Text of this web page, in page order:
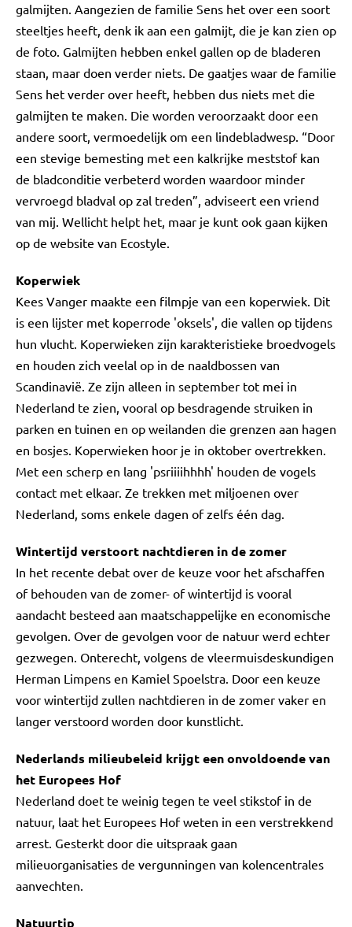
galmijten. Aangezien de familie Sens het over een soort
steeltjes heeft, denk ik aan een galmijt, die je kan zien op
de foto. Galmijten hebben enkel gallen op de bladeren
staan, maar doen verder niets. De gaatjes waar de familie
Sens het verder over heeft, hebben dus niets met die
galmijten te maken. Die worden veroorzaakt door een
andere soort, vermoedelijk om een lindebladwesp. “Door
een stevige bemesting met een kalkrijke meststof kan
de bladconditie verbeterd worden waardoor minder
vervroegd bladval op zal treden”, adviseert een vriend
van mij. Wellicht helpt het, maar je kunt ook gaan kijken
op de website van Ecostyle.
Koperwiek
Kees Vanger maakte een filmpje van een koperwiek. Dit
is een lijster met koperrode 'oksels', die vallen op tijdens
hun vlucht. Koperwieken zijn karakteristieke broedvogels
en houden zich veelal op in de naaldbossen van
Scandinavië. Ze zijn alleen in september tot mei in
Nederland te zien, vooral op besdragende struiken in
parken en tuinen en op weilanden die grenzen aan hagen
en bosjes. Koperwieken hoor je in oktober overtrekken.
Met een scherp en lang 'psriiiihhhh' houden de vogels
contact met elkaar. Ze trekken met miljoenen over
Nederland, soms enkele dagen of zelfs één dag.
Wintertijd verstoort nachtdieren in de zomer
In het recente debat over de keuze voor het afschaffen
of behouden van de zomer- of wintertijd is vooral
aandacht besteed aan maatschappelijke en economische
gevolgen. Over de gevolgen voor de natuur werd echter
gezwegen. Onterecht, volgens de vleermuisdeskundigen
Herman Limpens en Kamiel Spoelstra. Door een keuze
voor wintertijd zullen nachtdieren in de zomer vaker en
langer verstoord worden door kunstlicht.
Nederlands milieubeleid krijgt een onvoldoende van
het Europees Hof
Nederland doet te weinig tegen te veel stikstof in de
natuur, laat het Europees Hof weten in een verstrekkend
arrest. Gesterkt door die uitspraak gaan
milieuorganisaties de vergunningen van kolencentrales
aanvechten.
Natuurtip